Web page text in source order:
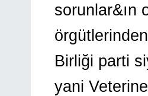
sorunlar&ın
Birliği parti
yani